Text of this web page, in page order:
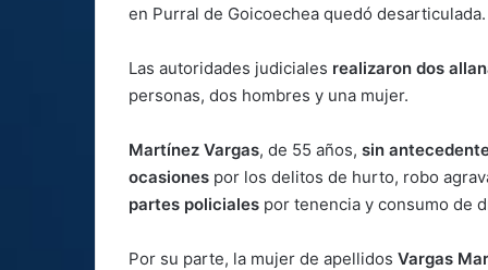
en Purral de Goicoechea quedó desarticulada.
Las autoridades judiciales realizaron dos
personas, dos hombres y una mujer.
Martínez Vargas, de 55 años, sin
ocasiones por los delitos de hurto, robo
partes policiales por tenencia y consumo de
Por su parte, la mujer de apellidos Vargas